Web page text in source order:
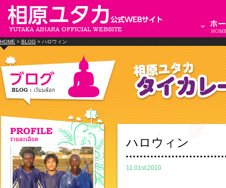
HOME > BLOG > ハロウィン
ハロウィン
11.01st,2010